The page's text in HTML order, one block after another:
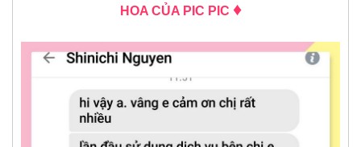
HOA CỦA PIC PIC ♦